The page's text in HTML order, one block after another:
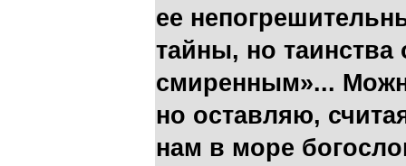
ее
тайны, но таинства
смиренным»...
но оставляю,
нам в море